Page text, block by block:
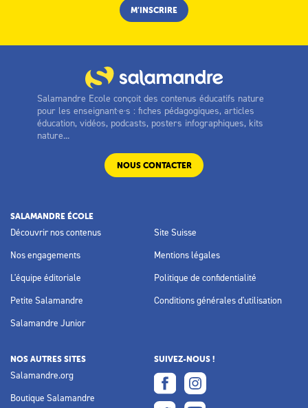
Salamandre Ecole conçoit des contenus éducatifs nature
pour les enseignant·e·s : fiches pédagogiques, articles
éducation, vidéos, podcasts, posters infographiques, kits
nature...
NOUS CONTACTER
SALAMANDRE ÉCOLE
Découvrir nos contenus
Nos engagements
L'équipe éditoriale
Petite Salamandre
Salamandre Junior
Site Suisse
Mentions légales
Politique de confidentialité
Conditions générales d'utilisation
NOS AUTRES SITES
Salamandre.org
Boutique Salamandre
SUIVEZ-NOUS !